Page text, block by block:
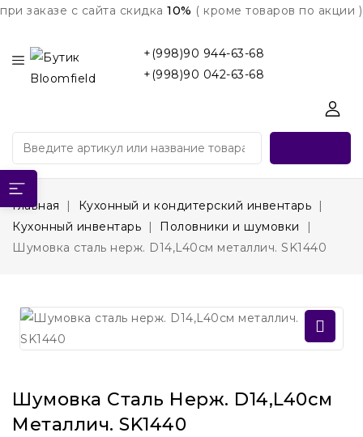
при заказе с сайта скидка 10% ( кроме товаров по акции )
+(998)90 944-63-68
+(998)90 042-63-68
Главная
Кухонный и кондитерский инвентарь
Кухонный инвентарь
Половники и шумовки
Шумовка сталь нерж. D14,L40см металлич. SK1440
Шумовка Сталь Нерж. D14,L40см
Металлич. SK1440